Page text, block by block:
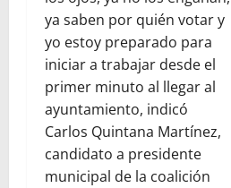
ya saben por quién votar y
yo estoy preparado para
iniciar a trabajar desde el
primer minuto al llegar al
ayuntamiento, indicó
Carlos Quintana Martínez,
candidato a presidente
municipal de la coalición